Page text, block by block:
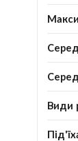
Види